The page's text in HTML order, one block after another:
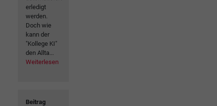
erledigt
werden.
Doch wie
kann der
"Kollege KI"
den Allta...
Weiterlesen
Beitrag